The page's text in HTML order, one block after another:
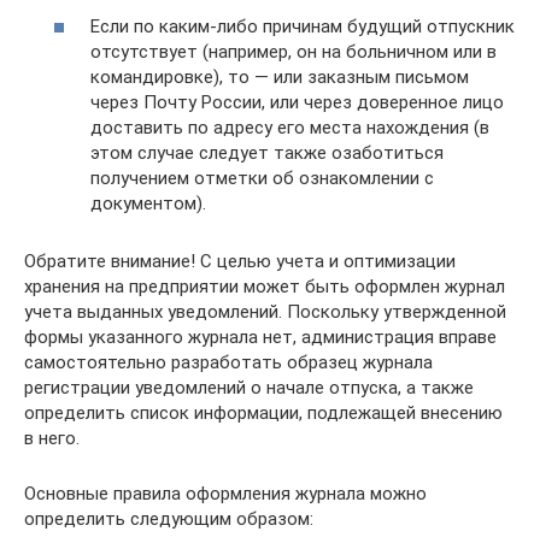
Если по каким-либо причинам будущий отпускник
отсутствует (например, он на больничном или в
командировке), то — или заказным письмом
через Почту России, или через доверенное лицо
доставить по адресу его места нахождения (в
этом случае следует также озаботиться
получением отметки об ознакомлении с
документом).
Обратите внимание! С целью учета и оптимизации
хранения на предприятии может быть оформлен журнал
учета выданных уведомлений. Поскольку утвержденной
формы указанного журнала нет, администрация вправе
самостоятельно разработать образец журнала
регистрации уведомлений о начале отпуска, а также
определить список информации, подлежащей внесению
в него.
Основные правила оформления журнала можно
определить следующим образом: